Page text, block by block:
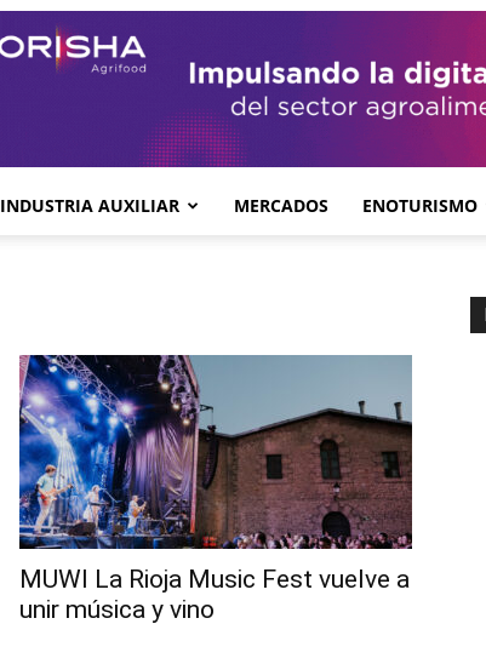
INDUSTRIA AUXILIAR MERCADOS ENOTURISMO
MUWI La Rioja Music Fest vuelve a
unir música y vino